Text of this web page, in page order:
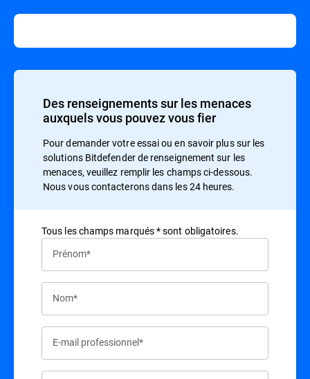
Des renseignements sur les menaces
auxquels vous pouvez vous fier
Pour demander votre essai ou en savoir plus sur les
solutions Bitdefender de renseignement sur les
menaces, veuillez remplir les champs ci-dessous.
Nous vous contacterons dans les 24 heures.
Tous les champs marqués * sont obligatoires.
Prénom*
Nom*
E-mail professionnel*